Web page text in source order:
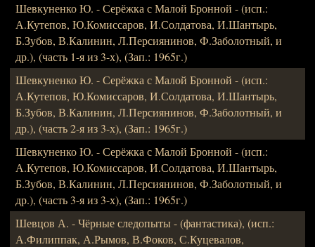
Шевкуненко Ю. - Серёжка с Малой Бронной - (исп.:
А.Кутепов, Ю.Комиссаров, И.Солдатова, И.Шантырь,
Б.Зубов, В.Калинин, Л.Персиянинов, Ф.Заболотный, и
др.), (часть 1-я из 3-х), (Зап.: 1965г.)
Шевкуненко Ю. - Серёжка с Малой Бронной - (исп.:
А.Кутепов, Ю.Комиссаров, И.Солдатова, И.Шантырь,
Б.Зубов, В.Калинин, Л.Персиянинов, Ф.Заболотный, и
др.), (часть 2-я из 3-х), (Зап.: 1965г.)
Шевкуненко Ю. - Серёжка с Малой Бронной - (исп.:
А.Кутепов, Ю.Комиссаров, И.Солдатова, И.Шантырь,
Б.Зубов, В.Калинин, Л.Персиянинов, Ф.Заболотный, и
др.), (часть 3-я из 3-х), (Зап.: 1965г.)
Шевцов А. - Чёрные следопыты - (фантастика), (исп.:
А.Филиппак, А.Рымов, В.Фоков, С.Куцевалов,